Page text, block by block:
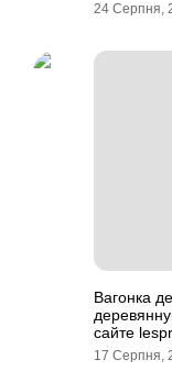
24 Серпня,
Вагонка
сайте
17 Серпня,